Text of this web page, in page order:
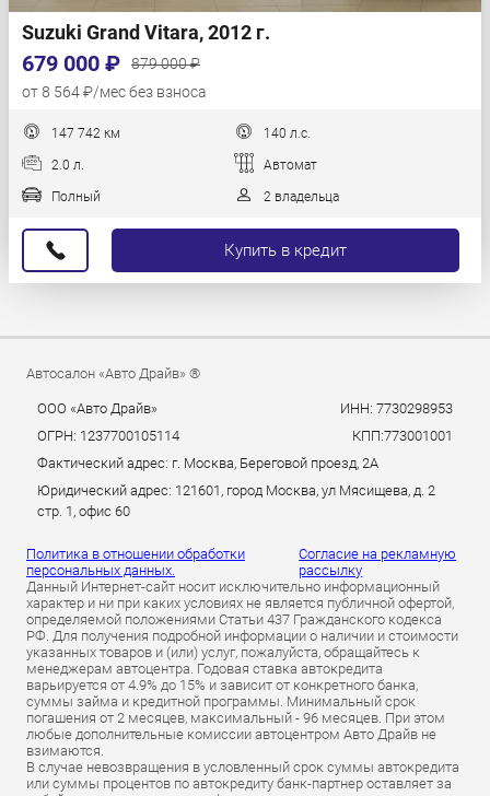
Suzuki Grand Vitara, 2012 г.
679 000 ₽
879 000 ₽
от 8 564 ₽/мес без взноса
147 742 км 140 л.с.
2.0 л. Автомат
Полный 2 владельца
Купить в кредит
Автосалон «Авто Драйв» ®
ООО «Авто Драйв»
ИНН: 7730298953
ОГРН: 1237700105114
КПП:773001001
Фактический адрес: г. Москва, Береговой проезд, 2А
Юридический адрес: 121601, город Москва, ул Мясищева, д. 2
стр. 1, офис 60
Политика в отношении обработки
персональных данных.
Согласие на рекламную
рассылку
Данный Интернет-сайт носит исключительно информационный
характер и ни при каких условиях не является публичной офертой,
определяемой положениями Статьи 437 Гражданского кодекса
РФ. Для получения подробной информации о наличии и стоимости
указанных товаров и (или) услуг, пожалуйста, обращайтесь к
менеджерам автоцентра. Годовая ставка автокредита
варьируется от 4.9% до 15% и зависит от конкретного банка,
суммы займа и кредитной программы. Минимальный срок
погашения от 2 месяцев, максимальный - 96 месяцев. При этом
любые дополнительные комиссии автоцентром Авто Драйв не
взимаются.
В случае невозвращения в условленный срок суммы автокредита
или суммы процентов по автокредиту банк-партнер оставляет за